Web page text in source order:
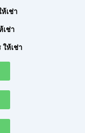
เช่า
เช่า
ให้เช่า